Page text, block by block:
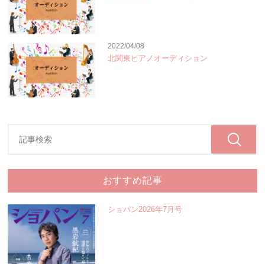
2022/04/08
北関東ピアノオーディション
おすすめ記事
ショパン2026年7月号